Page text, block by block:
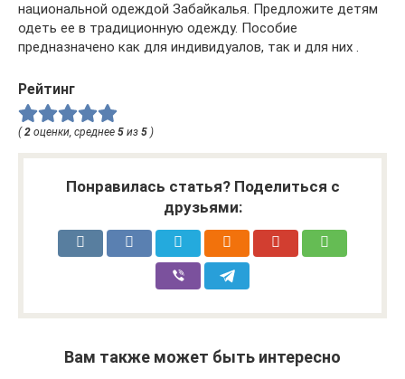
национальной одеждой Забайкалья. Предложите детям
одеть ее в традиционную одежду. Пособие
предназначено как для индивидуалов, так и для них .
Рейтинг
( 2 оценки, среднее 5 из 5 )
Понравилась статья? Поделиться с
друзьями:
Вам также может быть интересно